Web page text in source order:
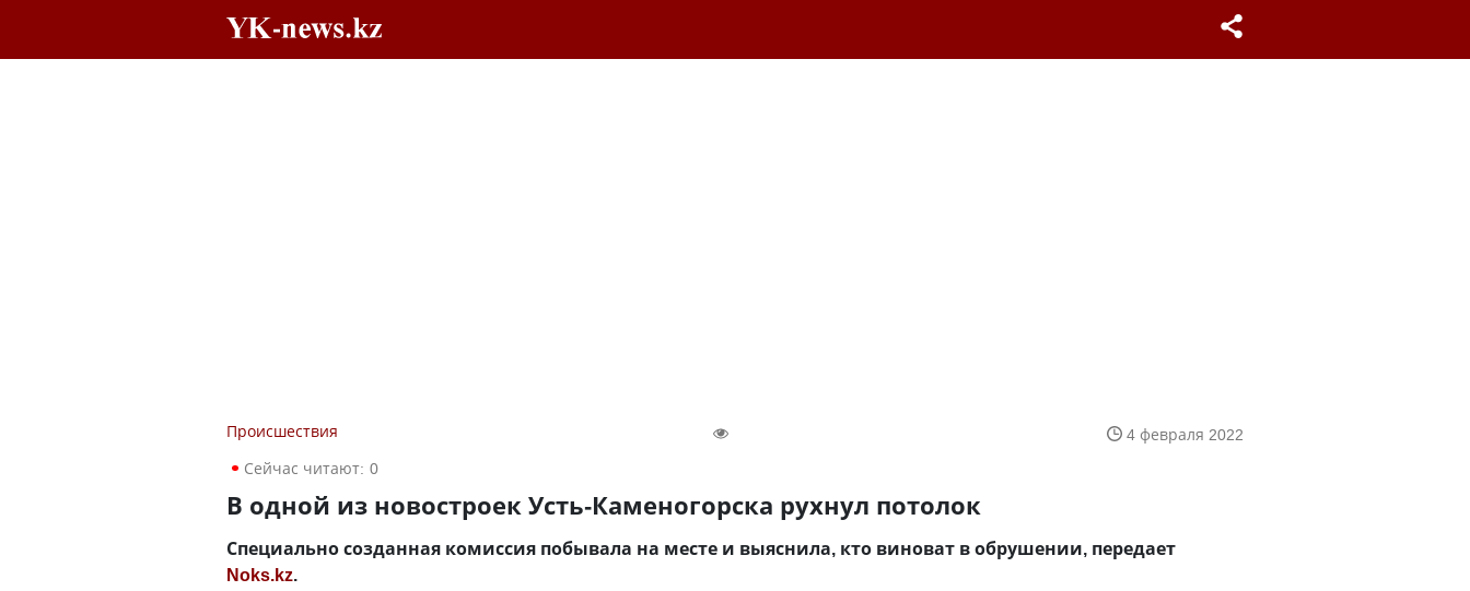
Происшествия
4 февраля 2022
Сейчас читают: 0
В одной из новостроек Усть-Каменогорска рухнул потолок
Специально созданная комиссия побывала на месте и выяснила, кто виноват в обрушении, передает
Noks.kz.